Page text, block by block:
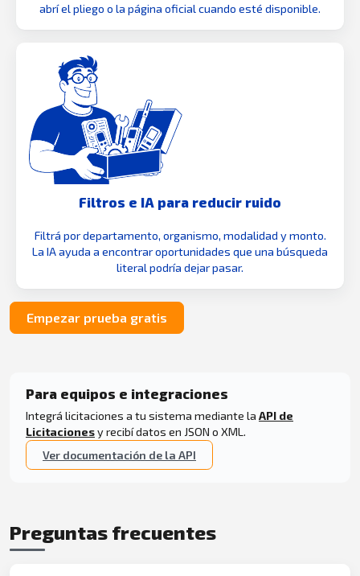
abrí el pliego o la página oficial cuando esté disponible.
Filtros e IA para reducir ruido
Filtrá por departamento, organismo, modalidad y monto.
La IA ayuda a encontrar oportunidades que una búsqueda
literal podría dejar pasar.
Empezar prueba gratis
Para equipos e integraciones
Integrá licitaciones a tu sistema mediante la API de
Licitacionesy recibí datos en JSON o XML.
Ver documentación de la API
Preguntas frecuentes